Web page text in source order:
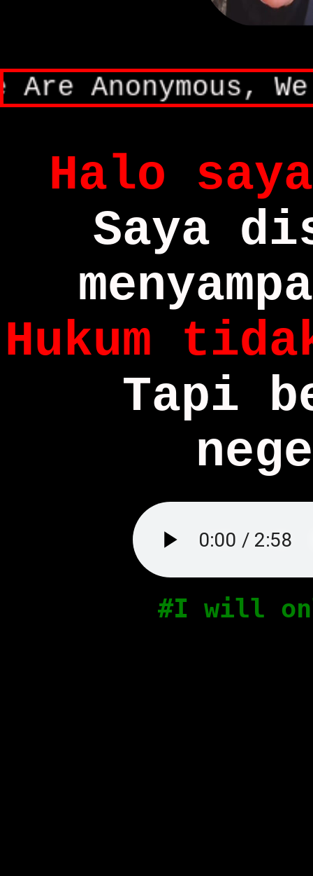
Are Anonymous,
Halo
Saya
Hukum
Tapi
#I will